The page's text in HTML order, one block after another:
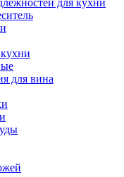
для кухни
для вина